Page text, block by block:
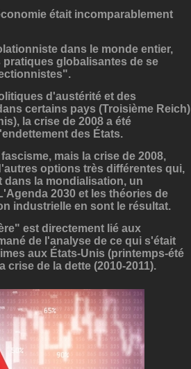
était incomparablement
dans le monde entier,
pratiques globalisantes de se
d'austérité et des
certains pays (Troisième Reich)
la crise de 2008 a été
des États.
mais la crise de 2008,
options très différentes qui,
la mondialisation, un
2030 et les théories de
industrielle en sont le résultat.
est directement lié aux
de l'analyse de ce qui s'était
aux États-Unis (printemps-été
de la dette (2010-2011).